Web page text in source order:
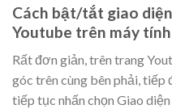
Cách bật/tắt giao
Youtube trên máy tính
Rất đơn giản, trên trang
góc trên cùng bên phải, tiếp
tiếp tục nhấn chọn Giao